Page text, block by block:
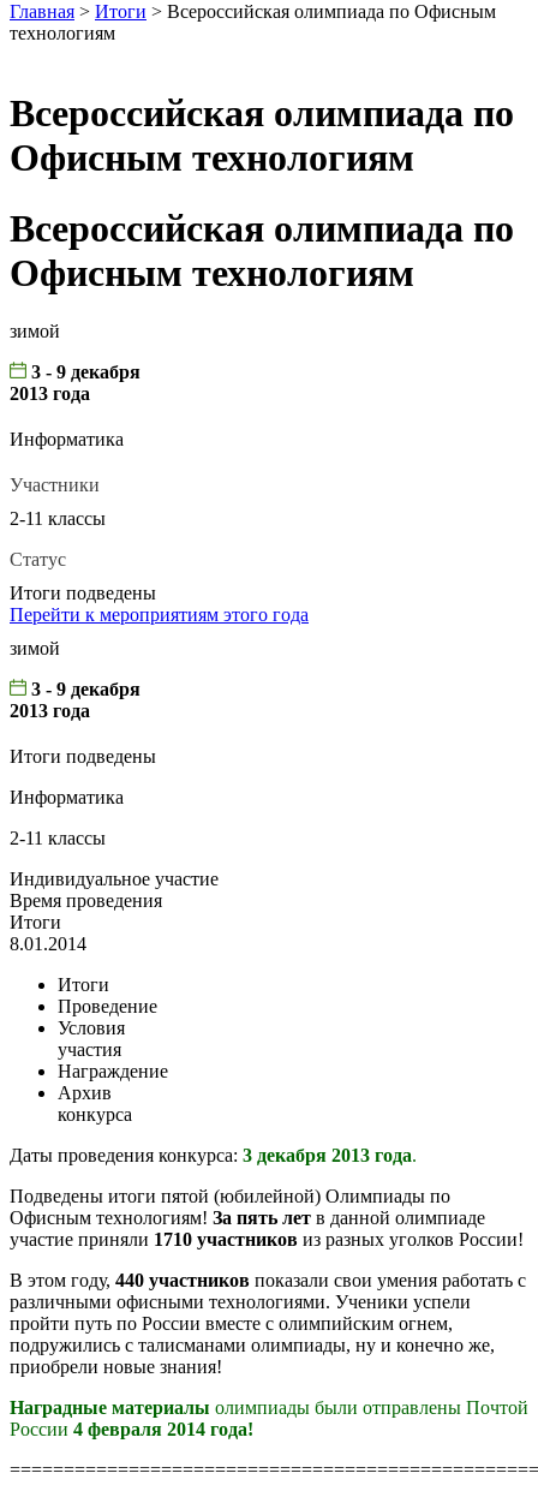
Главная > Итоги > Всероссийская олимпиада по Офисным
технологиям
Всероссийская олимпиада по
Офисным технологиям
Всероссийская олимпиада по
Офисным технологиям
зимой
3 - 9 декабря
2013 года
Информатика
Участники
2-11 классы
Статус
Итоги подведены
Перейти к мероприятиям этого года
зимой
3 - 9 декабря
2013 года
Итоги подведены
Информатика
2-11 классы
Индивидуальное участие
Время проведения
Итоги
8.01.2014
Итоги
Проведение
Условия
участия
Награждение
Архив
конкурса
Даты проведения конкурса: 3 декабря 2013 года.
Подведены итоги пятой (юбилейной) Олимпиады по
Офисным технологиям! За пять лет в данной олимпиаде
участие приняли 1710 участников из разных уголков России!
В этом году, 440 участников показали свои умения работать с
различными офисными технологиями. Ученики успели
пройти путь по России вместе с олимпийским огнем,
подружились с талисманами олимпиады, ну и конечно же,
приобрели новые знания!
Наградные материалы олимпиады были отправлены Почтой
России 4 февраля 2014 года!